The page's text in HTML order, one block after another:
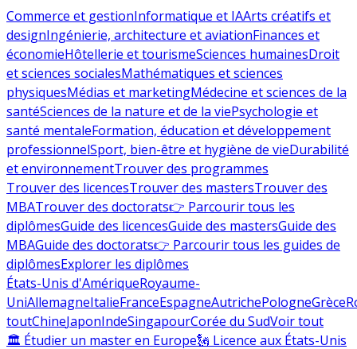
Commerce et gestionInformatique et IAArts créatifs et
designIngénierie, architecture et aviationFinances et
économieHôtellerie et tourismeSciences humainesDroit
et sciences socialesMathématiques et sciences
physiquesMédias et marketingMédecine et sciences de la
santéSciences de la nature et de la viePsychologie et
santé mentaleFormation, éducation et développement
professionnelSport, bien-être et hygiène de vieDurabilité
et environnementTrouver des programmes
Trouver des licencesTrouver des mastersTrouver des
MBATrouver des doctorats👉 Parcourir tous les
diplômesGuide des licencesGuide des mastersGuide des
MBAGuide des doctorats👉 Parcourir tous les guides de
diplômesExplorer les diplômes
États-Unis d'AmériqueRoyaume-
UniAllemagneItalieFranceEspagneAutrichePologneGrèce
toutChineJaponIndeSingapourCorée du SudVoir tout
🏛 Étudier un master en Europe🗽 Licence aux États-Unis